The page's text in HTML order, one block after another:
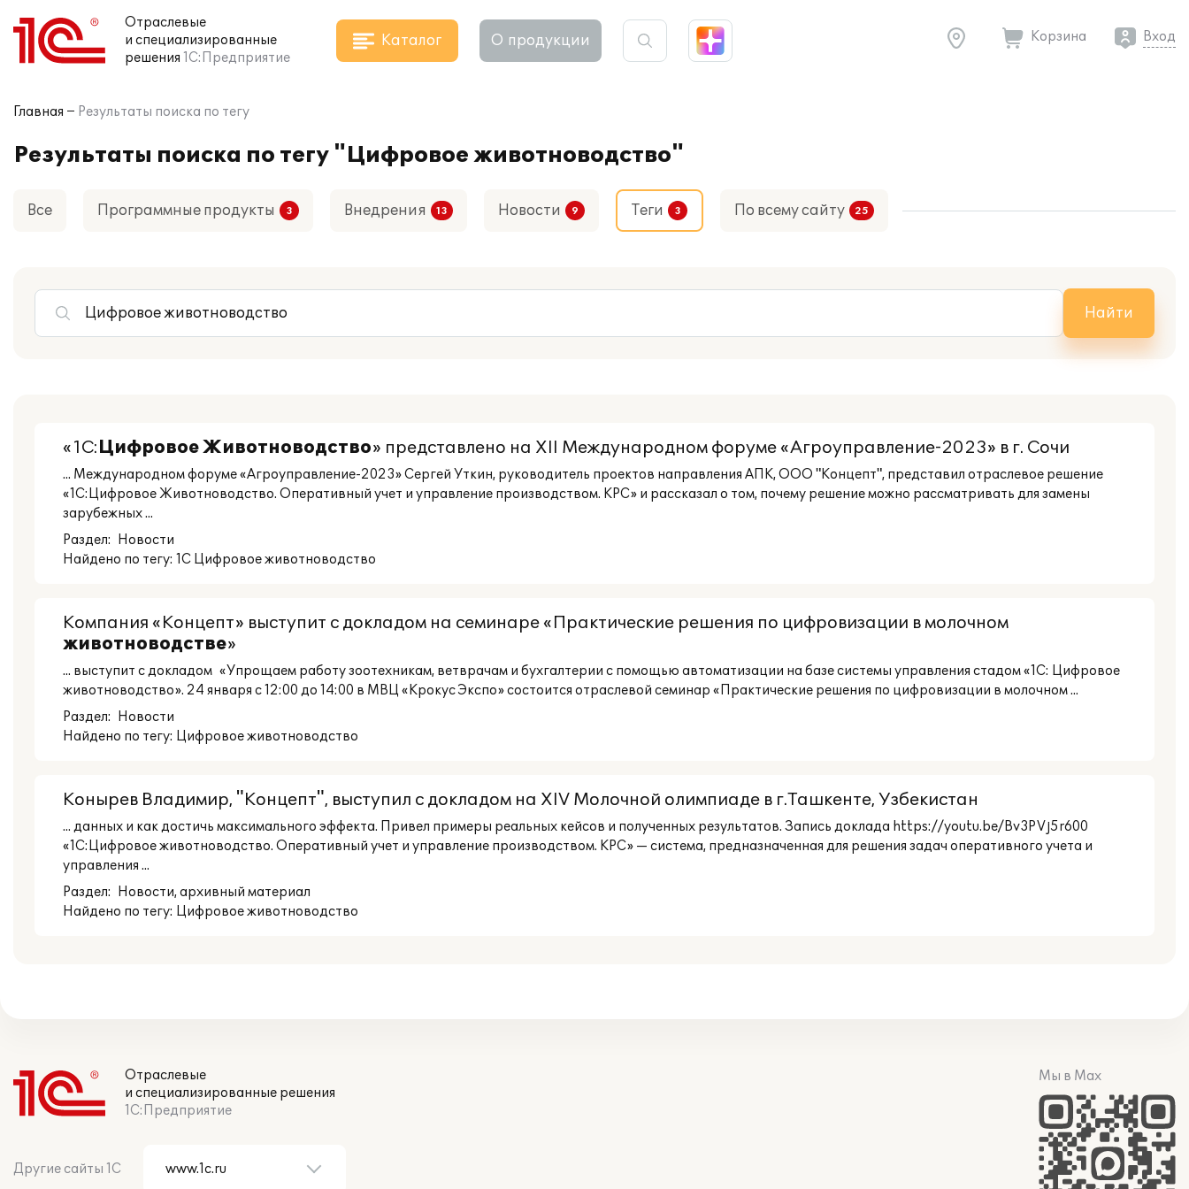
Отраслевые
и специализированные
решения 1С:Предприятие
Каталог О продукции Корзина Вход
Главная Результаты поиска по тегу
Результаты поиска по тегу "Цифровое животноводство"
Все Программные продукты Внедрения Новости Теги По всему сайту
Найти
«1С:ЦифровоеЖивотноводство» представлено на XII Международном форуме «Агроуправление-2023» в г. Сочи
... Международном форуме «Агроуправление-2023» Сергей Уткин, руководитель проектов направления АПК, ООО "Концепт", представил отраслевое решение
«1С:Цифровое Животноводство. Оперативный учет и управление производством. КРС» и рассказал о том, почему решение можно рассматривать для замены
зарубежных ...
Раздел:
Новости
Найдено по тегу: 1С Цифровое животноводство
Компания «Концепт» выступит с докладом на семинаре «Практические решения по цифровизации в молочном
животноводстве»
... выступит с докладом «Упрощаем работу зоотехникам, ветврачам и бухгалтерии с помощью автоматизации на базе системы управления стадом «1С: Цифровое
животноводство». 24 января с 12:00 до 14:00 в МВЦ «Крокус Экспо» состоится отраслевой семинар «Практические решения по цифровизации в молочном ...
Раздел:
Новости
Найдено по тегу: Цифровое животноводство
Конырев Владимир, "Концепт", выступил с докладом на XIV Молочной олимпиаде в г.Ташкенте, Узбекистан
... данных и как достичь максимального эффекта. Привел примеры реальных кейсов и полученных результатов. Запись доклада https://youtu.be/Bv3PVj5r600
«1С:Цифровое животноводство. Оперативный учет и управление производством. КРС» — система, предназначенная для решения задач оперативного учета и
управления ...
Раздел:
Новости, архивный материал
Найдено по тегу: Цифровое животноводство
Отраслевые
и специализированные решения
1С:Предприятие
Другие сайты 1С
Мы в Max